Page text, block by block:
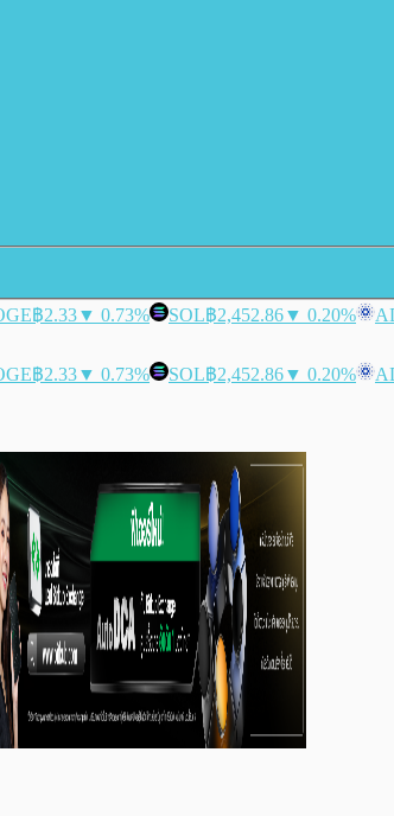
฿2.33▼ 0.73% SOL฿2,452.86▼ 0.20%
฿2.33▼ 0.73% SOL฿2,452.86▼ 0.20%